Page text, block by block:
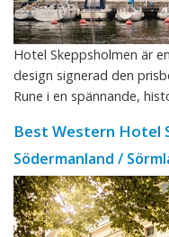
Hotel Skeppsholmen är
design signerad den
Rune i en spännande,
Best Western Hotel
Södermanland /